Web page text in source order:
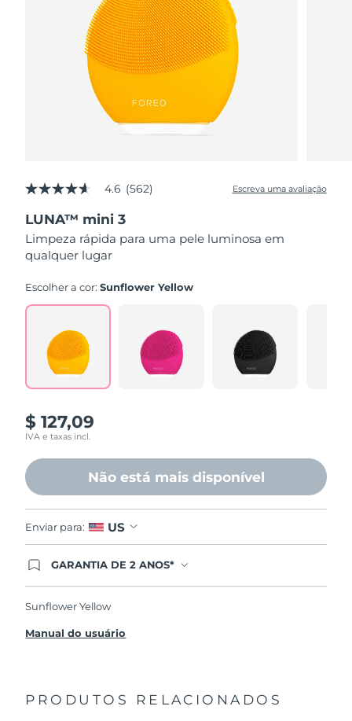
4.6
5
estrelas,
valor
médio
avaliação.
Read
562
abre
mesma
página.
4.6 (562) Escreva uma avaliação
LUNA™ mini 3
Limpeza rápida para uma pele luminosa em
qualquer lugar
Escolher a cor:Sunflower Yellow
$ 127,09
IVA e taxas incl.
Não está mais disponível
Enviar para: US
GARANTIA DE 2 ANOS*
significa que se você tiver qualquer problema até
produto gratuitamente.*exceto pelo Luna FOFO
Sunflower Yellow
Manual do usuário
PRODUTOS RELACIONADOS